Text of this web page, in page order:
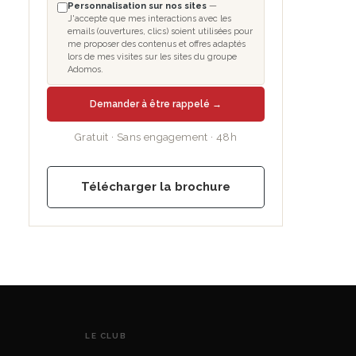
Personnalisation sur nos sites —
J'accepte que mes interactions avec les
emails (ouvertures, clics) soient utilisées pour
me proposer des contenus et offres adaptés
lors de mes visites sur les sites du groupe
Adomos.
Demander à être rappelé →
Gratuit · Sans engagement · 48h
Télécharger la brochure
LE CLUB